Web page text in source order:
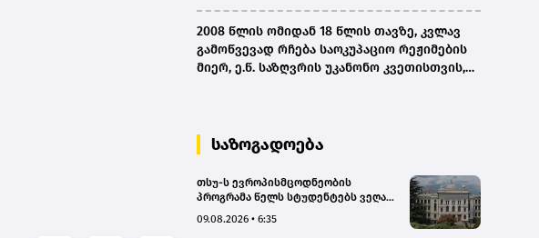
2008 წლის ომიდან 18 წლის თავზე, კვლავ
გამოწვევად რჩება საოკუპაციო რეჟიმების
მიერ, ე.წ. საზღვრის უკანონო კვეთისთვის,
სახალხო დამცველი
საზოგადოება
თსუ-ს ევროპისმცოდნეობის
პროგრამა წელს სტუდენტებს ვეღარ
09.08.2026 • 6:35